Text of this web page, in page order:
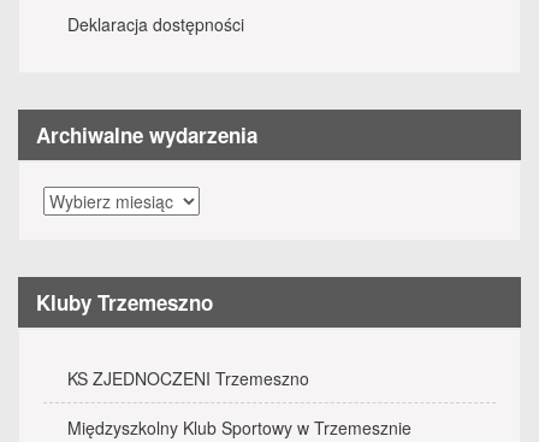
Deklaracja dostępności
Archiwalne wydarzenia
Archiwalne
wydarzenia
Kluby Trzemeszno
KS ZJEDNOCZENI Trzemeszno
Międzyszkolny Klub Sportowy w Trzemesznie